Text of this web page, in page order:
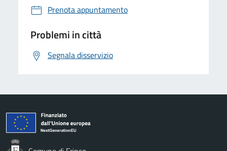
Prenota appuntamento
Problemi in città
Segnala disservizio